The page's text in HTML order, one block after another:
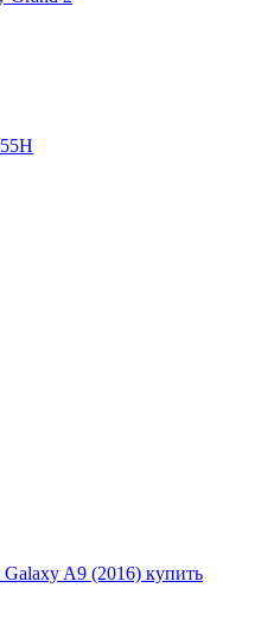
A9 (2016) купить